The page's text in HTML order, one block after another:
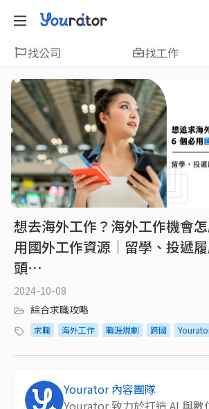
找公司 找工作
想去海外工作？海外工作機會
用國外工作資源｜留學、投遞
頭⋯
2024-10-08
綜合求職攻略
求職 海外工作 職涯規劃 跨國
Yourator 內容團隊
Yourator 致力於打造 AI 與數